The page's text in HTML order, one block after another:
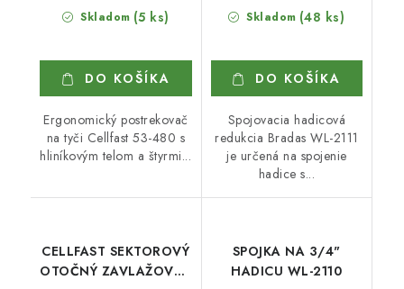
Skladom (5 ks)
DO KOŠÍKA
Ergonomický postrekovač
na tyči Cellfast 53-480 s
hliníkovým telom a štyrmi...
Skladom (48 ks)
DO KOŠÍKA
Spojovacia hadicová
redukcia Bradas WL-2111
je určená na spojenie
hadice s...
CELLFAST SEKTOROVÝ
OTOČNÝ ZAVLAŽOVAČ
SPOJKA NA 3/4"
HADICU WL-2110